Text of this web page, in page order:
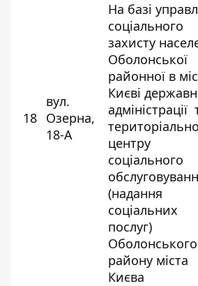
18
вул.
Озерна,
18-А
На базі
соціального
захисту
Оболонської
районної в
Києві
адміністрації
центру
соціального
(надання
соціальних
послуг)
Оболонського
району міста
Києва